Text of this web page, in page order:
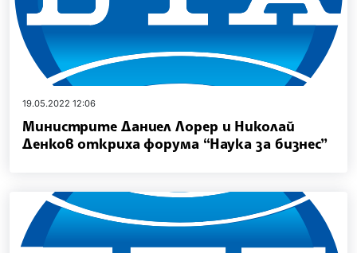
19.05.2022 12:06
Министрите Даниел Лорер и Николай
Денков откриха форума “Наука за бизнес”